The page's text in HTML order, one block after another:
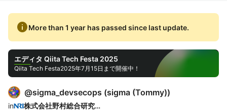
infoMore than 1 year has passed since last update.
エディタ Qiita Tech Festa 2025
Qiita Tech Festa2025年7月15日まで開催中！
@sigma_devsecops (sigma (Tommy))
in 株式会社野村総合研究所